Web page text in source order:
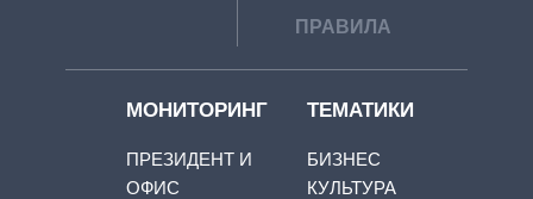
ПРАВИЛА
МОНИТОРИНГ
ПРЕЗИДЕНТ И
ОФИС
ТЕМАТИКИ
БИЗНЕС
КУЛЬТУРА